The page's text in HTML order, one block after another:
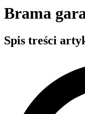
Brama
Spis treści